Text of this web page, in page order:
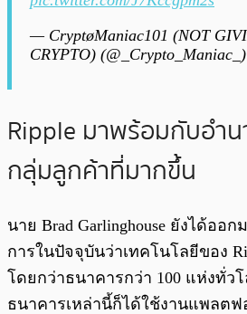
— CryptøManiac101 (NOT
CRYPTO) (@_Crypto_Maniac_)
Ripple มาพร้อมกับอำ
กลุ่มลูกค้าที่มากขึ้น
นาย Brad Garlinghouse ยังได้ออ
การในปัจจุบันว่าเทคโนโลยีของ
โดยกว่าธนาคารกว่า 100 แห่งทั่ว
ธนาคารเหล่านี้ก็ได้ใช้งานแพลตฟ